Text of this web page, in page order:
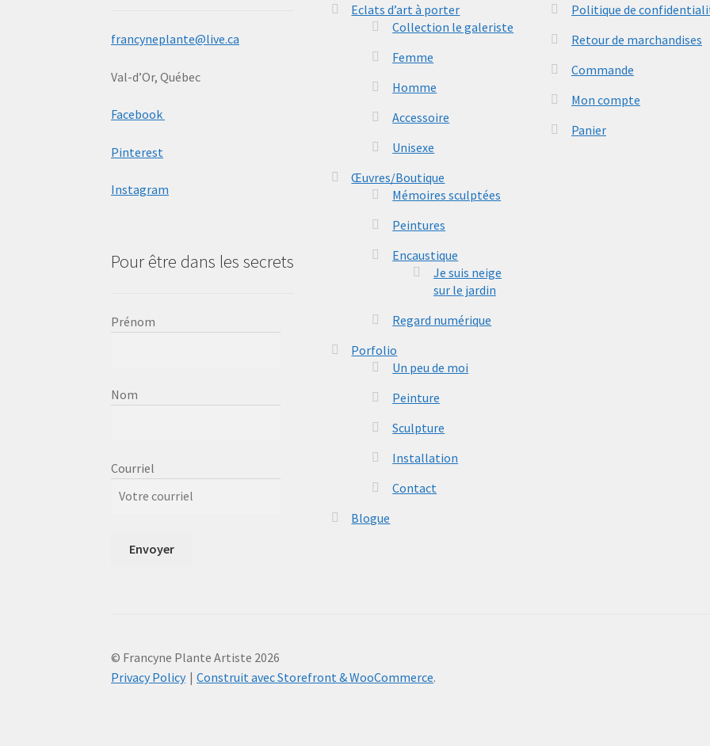
francyneplante@live.ca
Val-d’Or, Québec
Facebook
Pinterest
Instagram
Pour être dans les secrets
Prénom
Nom
Courriel
Eclats d’art à porter
Collection le galeriste
Femme
Homme
Accessoire
Unisexe
Œuvres/Boutique
Mémoires sculptées
Peintures
Encaustique
Je suis neige
sur le jardin
Regard numérique
Porfolio
Un peu de moi
Peinture
Sculpture
Installation
Contact
Blogue
Politique de
Retour de marchandises
Commande
Mon compte
Panier
© Francyne Plante Artiste 2026
Privacy Policy
Construit avec Storefront & WooCommerce.